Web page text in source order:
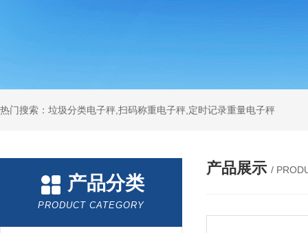
热门搜索：垃圾分类电子秤,扫码称重电子秤,定时记录重量电子秤
产品分类
PRODUCT CATEGORY
产品展示 /